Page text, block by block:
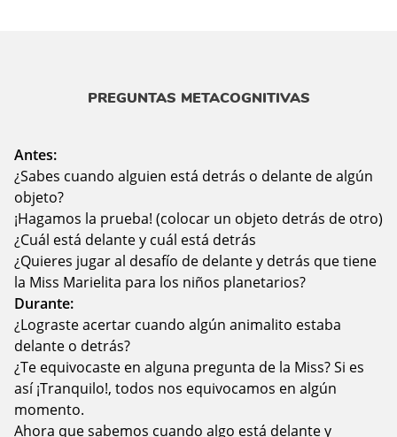
PREGUNTAS METACOGNITIVAS
Antes:
¿Sabes cuando alguien está detrás o delante de algún
objeto?
¡Hagamos la prueba! (colocar un objeto detrás de otro)
¿Cuál está delante y cuál está detrás
¿Quieres jugar al desafío de delante y detrás que tiene
la Miss Marielita para los niños planetarios?
Durante:
¿Lograste acertar cuando algún animalito estaba
delante o detrás?
¿Te equivocaste en alguna pregunta de la Miss? Si es
así ¡Tranquilo!, todos nos equivocamos en algún
momento.
Ahora que sabemos cuando algo está delante y